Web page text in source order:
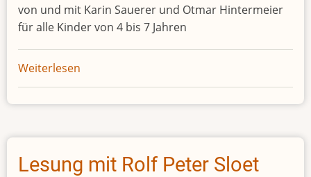
von und mit Karin Sauerer und Otmar Hintermeier
für alle Kinder von 4 bis 7 Jahren
Weiterlesen
Kasperltheater:
Kasperl
der
Zauberstrauß
Lesung mit Rolf Peter Sloet